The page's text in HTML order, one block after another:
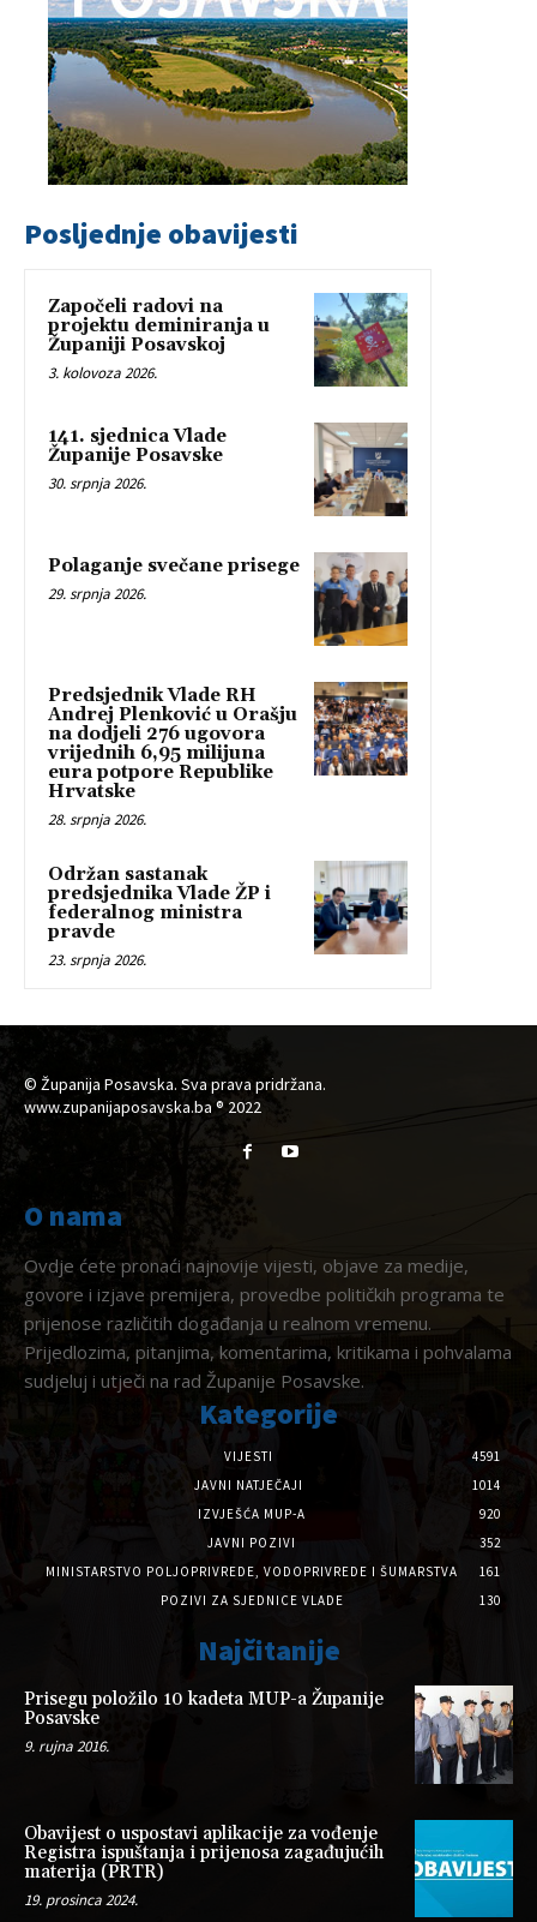
Posljednje obavijesti
Započeli radovi na
projektu deminiranja u
Županiji Posavskoj
3. kolovoza 2026.
141. sjednica Vlade
Županije Posavske
30. srpnja 2026.
Polaganje svečane prisege
29. srpnja 2026.
Predsjednik Vlade RH
Andrej Plenković u Orašju
na dodjeli 276 ugovora
vrijednih 6,95 milijuna
eura potpore Republike
Hrvatske
28. srpnja 2026.
Održan sastanak
predsjednika Vlade ŽP i
federalnog ministra
pravde
23. srpnja 2026.
© Županija Posavska. Sva prava pridržana.
www.zupanijaposavska.ba ® 2022
O nama
Ovdje ćete pronaći najnovije vijesti, objave za medije,
govore i izjave premijera, provedbe političkih programa te
prijenose različitih događanja u realnom vremenu.
Prijedlozima, pitanjima, komentarima, kritikama i pohvalama
sudjeluj i utječi na rad Županije Posavske.
Kategorije
VIJESTI
4591
JAVNI NATJEČAJI
1014
IZVJEŠĆA MUP-A
920
JAVNI POZIVI
352
MINISTARSTVO POLJOPRIVREDE, VODOPRIVREDE I ŠUMARSTVA
161
POZIVI ZA SJEDNICE VLADE
130
Najčitanije
Prisegu položilo 10 kadeta MUP-a Županije
Posavske
9. rujna 2016.
Obavijest o uspostavi aplikacije za vođenje
Registra ispuštanja i prijenosa zagađujućih
materija (PRTR)
19. prosinca 2024.